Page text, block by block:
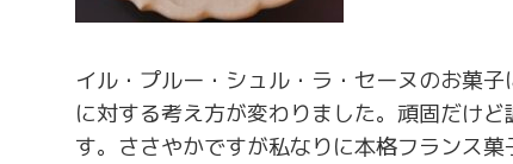
イル・プルー・シュル・ラ・セーヌのお菓
に対する考え方が変わりました。頑固だけ
す。ささやかですが私なりに本格フランス菓